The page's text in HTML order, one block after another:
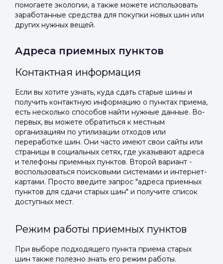
помогаете экологии, а также можете использовать
заработанные средства для покупки новых шин или
других нужных вещей.
Адреса приемных пунктов
Контактная информация
Если вы хотите узнать, куда сдать старые шины и
получить контактную информацию о пунктах приема,
есть несколько способов найти нужные данные. Во-
первых, вы можете обратиться к местным
организациям по утилизации отходов или
переработке шин. Они часто имеют свои сайты или
страницы в социальных сетях, где указывают адреса
и телефоны приемных пунктов. Второй вариант -
воспользоваться поисковыми системами и интернет-
картами. Просто введите запрос "адреса приемных
пунктов для сдачи старых шин" и получите список
доступных мест.
Режим работы приемных пунктов
При выборе подходящего пункта приема старых
шин также полезно знать его режим работы.